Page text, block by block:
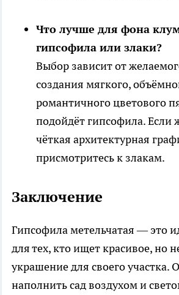
Что лучше для фона
гипсофила или злаки?
Выбор зависит от
создания мягкого,
романтичного цветового
подойдёт гипсофила. Если
чёткая архитектурная
присмотритесь к злакам.
Заключение
Гипсофила метельчатая — это
для тех, кто ищет красивое, но
украшение для своего участка.
наполнить сад воздухом и